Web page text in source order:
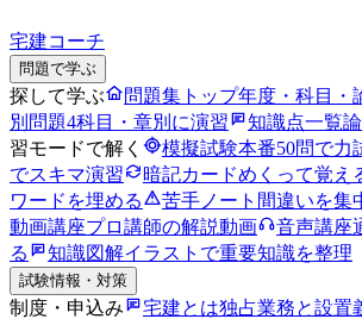
宅建コーチ
問題で学ぶ
探して学ぶ 問題集トップ年度・科目・
別問題4科目・章別に演習 知識点一覧
習モードで解く
模擬試験本番50問で力
でスキマ演習
暗記カードめくって覚え
ワードを埋める
苦手ノート 間違いを集
動画講座プロ講師の解説動画 音声講座
る
知識図解イラストで重要知識を整理
試験情報・対策
制度・申込み 宅建とは独占業務と設置